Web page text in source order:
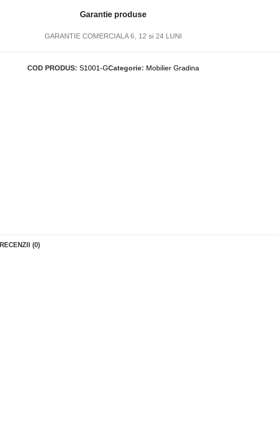
Garantie produse
GARANTIE COMERCIALA 6, 12 si 24 LUNI
COD PRODUS: S1001-GCategorie: Mobilier Gradina
RECENZII (0)